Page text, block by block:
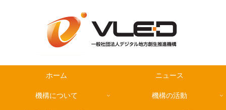
ホーム ニュース
機構について 機構の活動